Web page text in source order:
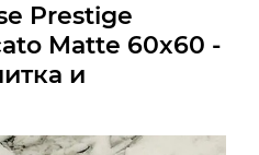
Prestige
Matte 60x60 -
и